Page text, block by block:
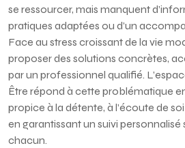
se ressourcer, mais manquent
pratiques adaptées ou d’un
Face au stress croissant de la vie
proposer des solutions concrètes,
par un professionnel qualifié.
Être répond à cette problématique
propice à la détente, à l’écoute de
en garantissant un suivi personnalisé
chacun.